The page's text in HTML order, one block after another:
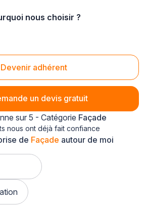
nous choisir ?
Devenir adhérent
un devis gratuit
la-Garenne (92390)
de Façade autour de moi
sur 5 - Catégorie Façade
nous ont déjà fait confiance